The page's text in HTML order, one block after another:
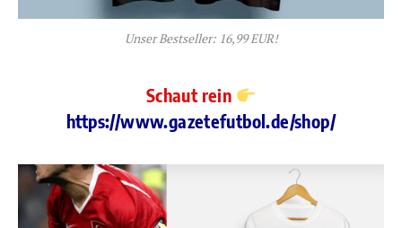
Unser Bestseller: 16,99 EUR!
Schaut rein
https://www.gazetefutbol.de/shop/